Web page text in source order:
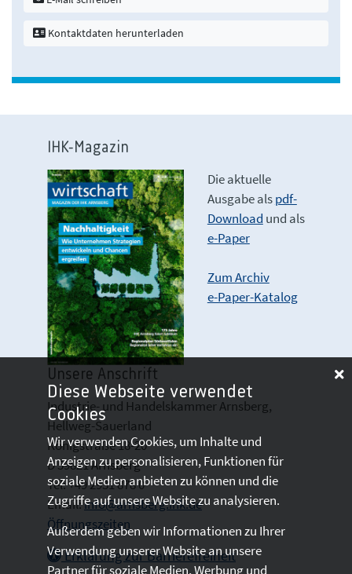
Kontaktdaten herunterladen
IHK-Magazin
Die aktuelle
Ausgabe alspdf-
Download und als
e-Paper
Zum Archiv
e-Paper-Katalog
Unsere Anschrift
Industrie- und Handelskammer Arnsberg,
Hellweg-Sauerland
Königstraße 18-20
D 59821 Arnsberg
Tel: +49 2931 878 0
Email:info@arnsberg.ihk.de
Öffnungszeiten
Erklärung zur Barrierefreiheit
Diese Webseite verwendet
Cookies
Wir verwenden Cookies, um Inhalte und
Anzeigen zu personalisieren, Funktionen für
soziale Medien anbieten zu können und die
Zugriffe auf unsere Website zu analysieren.
Außerdem geben wir Informationen zu Ihrer
Verwendung unserer Website an unsere
Partner für soziale Medien, Werbung und